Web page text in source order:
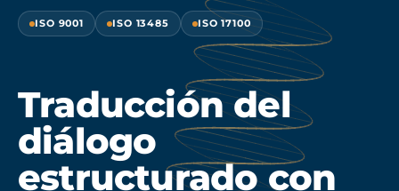
ISO 9001 ISO 13485 ISO 17100
Traducción del
diálogo
estructurado con